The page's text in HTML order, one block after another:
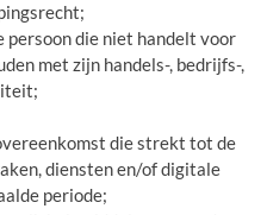
persoon die niet handelt voor
met zijn handels-, bedrijfs-,
die strekt tot de
diensten en/of digitale
periode;